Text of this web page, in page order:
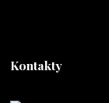
Kontakty